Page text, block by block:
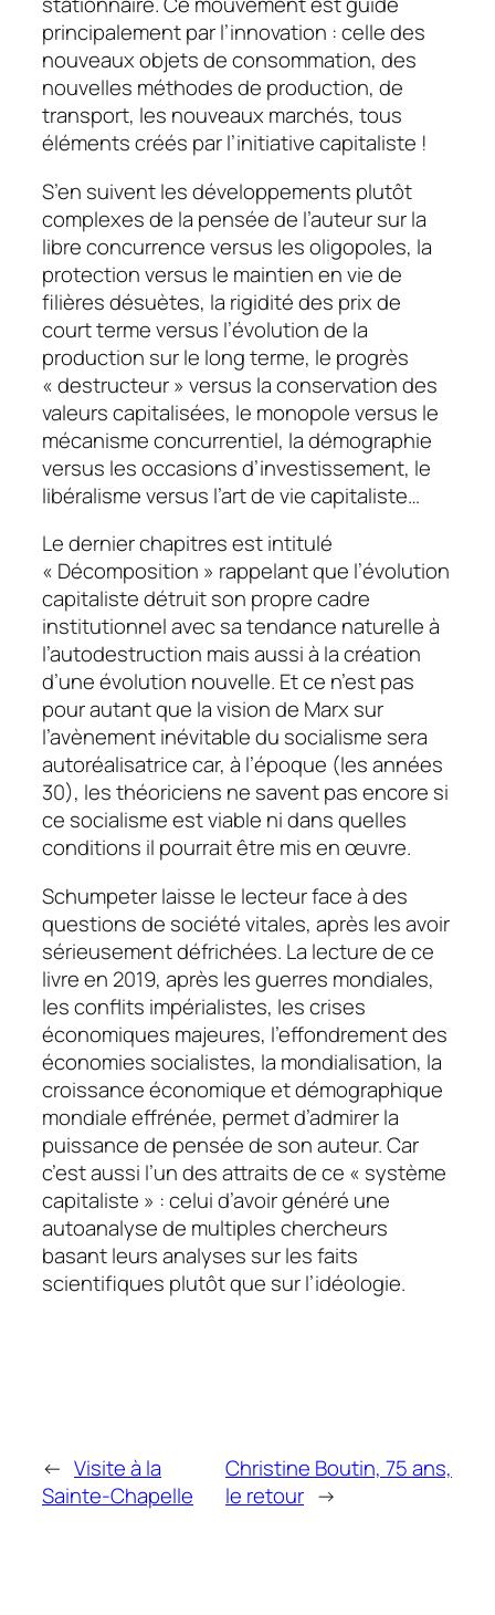
principalement par l’innovation : celle des
nouveaux objets de consommation, des
nouvelles méthodes de production, de
transport, les nouveaux marchés, tous
éléments créés par l’initiative capitaliste !
S’en suivent les développements plutôt
complexes de la pensée de l’auteur sur la
libre concurrence versus les oligopoles, la
protection versus le maintien en vie de
filières désuètes, la rigidité des prix de
court terme versus l’évolution de la
production sur le long terme, le progrès
« destructeur » versus la conservation des
valeurs capitalisées, le monopole versus le
mécanisme concurrentiel, la démographie
versus les occasions d’investissement, le
libéralisme versus l’art de vie capitaliste…
Le dernier chapitres est intitulé
« Décomposition » rappelant que l’évolution
capitaliste détruit son propre cadre
institutionnel avec sa tendance naturelle à
l’autodestruction mais aussi à la création
d’une évolution nouvelle. Et ce n’est pas
pour autant que la vision de Marx sur
l’avènement inévitable du socialisme sera
autoréalisatrice car, à l’époque (les années
30), les théoriciens ne savent pas encore si
ce socialisme est viable ni dans quelles
conditions il pourrait être mis en œuvre.
Schumpeter laisse le lecteur face à des
questions de société vitales, après les avoir
sérieusement défrichées. La lecture de ce
livre en 2019, après les guerres mondiales,
les conflits impérialistes, les crises
économiques majeures, l’effondrement des
économies socialistes, la mondialisation, la
croissance économique et démographique
mondiale effrénée, permet d’admirer la
puissance de pensée de son auteur. Car
c’est aussi l’un des attraits de ce « système
capitaliste » : celui d’avoir généré une
autoanalyse de multiples chercheurs
basant leurs analyses sur les faits
scientifiques plutôt que sur l’idéologie.
← Visite à la
Sainte-Chapelle
Christine Boutin, 75 ans,
le retour →